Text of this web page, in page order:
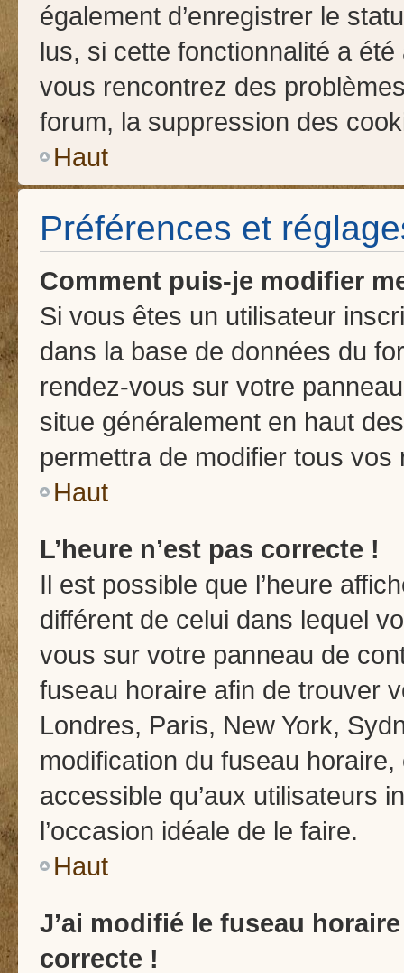
également d’enregistrer le
lus, si cette fonctionnalité a
vous rencontrez des
forum, la suppression des
Haut
Préférences et
Comment puis-je modifier
Si vous êtes un utilisateur
dans la base de données du
rendez-vous sur votre
situe généralement en haut
permettra de modifier tous
Haut
L’heure n’est pas correcte !
Il est possible que l’heure
différent de celui dans lequel
vous sur votre panneau de
fuseau horaire afin de trouver
Londres, Paris, New York,
modification du fuseau
accessible qu’aux utilisateurs
l’occasion idéale de le faire.
Haut
J’ai modifié le fuseau
correcte !